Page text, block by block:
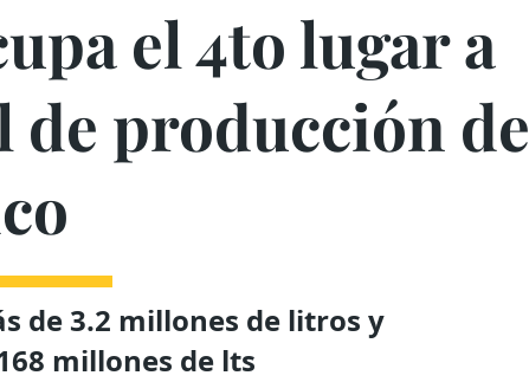
el 4to lugar a
de producción de
de 3.2 millones de litros y
millones de lts